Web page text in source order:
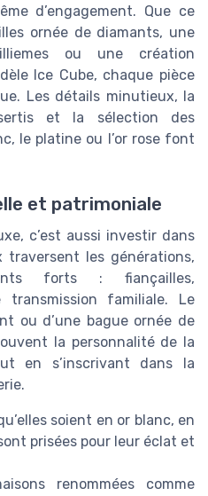
d’engagement. Que ce
ornée de diamants, une
ou une création
Ice Cube, chaque pièce
Les détails minutieux, la
et la sélection des
le platine ou l’or rose font
et patrimoniale
c’est aussi investir dans
traversent les générations,
forts : fiançailles,
transmission familiale. Le
ou d’une bague ornée de
la personnalité de la
en s’inscrivant dans la
soient en or blanc, en
prisées pour leur éclat et
renommées comme